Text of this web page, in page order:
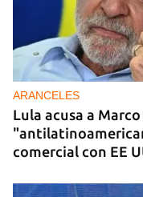
ARANCELES
Lula acusa a
comercial con EE